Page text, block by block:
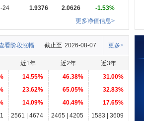
24
1.9376 2.0626
-1.53%
更多净值信息>
更多>
截止至 2026-08-07
看阶段涨幅
近1年 近2年
近3年
14.55% 46.38%
31.00%
23.62% 65.05%
32.83%
14.09% 40.49%
17.65%
2561 | 4674 2465 | 4205 1583 | 3609